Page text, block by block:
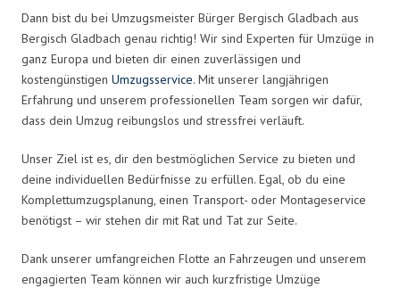
Dann bist du bei Umzugsmeister Bürger Bergisch Gladbach aus
Bergisch Gladbach genau richtig! Wir sind Experten für Umzüge in
ganz Europa und bieten dir einen zuverlässigen und
kostengünstigen Umzugsservice. Mit unserer langjährigen
Erfahrung und unserem professionellen Team sorgen wir dafür,
dass dein Umzug reibungslos und stressfrei verläuft.
Unser Ziel ist es, dir den bestmöglichen Service zu bieten und
deine individuellen Bedürfnisse zu erfüllen. Egal, ob du eine
Komplettumzugsplanung, einen Transport- oder Montageservice
benötigst – wir stehen dir mit Rat und Tat zur Seite.
Dank unserer umfangreichen Flotte an Fahrzeugen und unserem
engagierten Team können wir auch kurzfristige Umzüge